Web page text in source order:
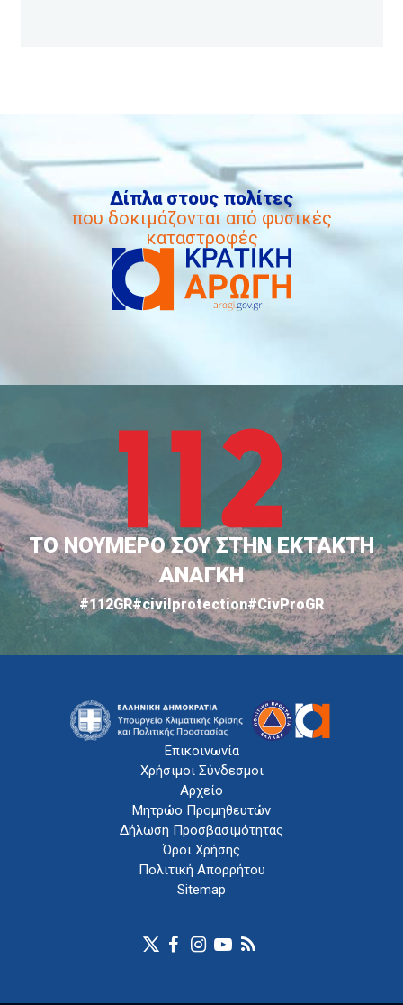
Δίπλα στους πολίτες
που δοκιμάζονται από φυσικές
καταστροφές
ΤΟ ΝΟΥΜΕΡΟ ΣΟΥ ΣΤΗΝ ΕΚΤΑΚΤΗ
ΑΝΑΓΚΗ
#112GR#civilprotection#CivProGR
Επικοινωνία
Χρήσιμοι Σύνδεσμοι
Αρχείο
Μητρώο Προμηθευτών
Δήλωση Προσβασιμότητας
Όροι Χρήσης
Πολιτική Απορρήτου
Sitemap